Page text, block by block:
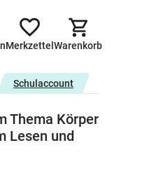
Merkzettel Warenkorb
Schulaccount
Thema Körper
Lesen und